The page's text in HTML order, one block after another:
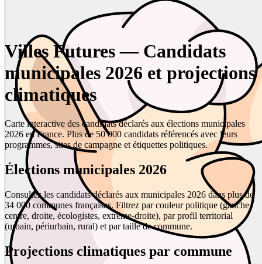
Villes Futures — Candidats
municipales 2026 et projections
climatiques
Carte interactive des candidats déclarés aux élections municipales
2026 en France. Plus de 50 000 candidats référencés avec leurs
programmes, sites de campagne et étiquettes politiques.
Élections municipales 2026
Consultez les candidats déclarés aux municipales 2026 dans plus de
34 000 communes françaises. Filtrez par couleur politique (gauche,
centre, droite, écologistes, extrême-droite), par profil territorial
(urbain, périurbain, rural) et par taille de commune.
Projections climatiques par commune